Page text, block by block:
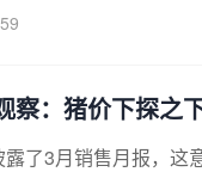
察：猪价下探之
了3月销售月报，这